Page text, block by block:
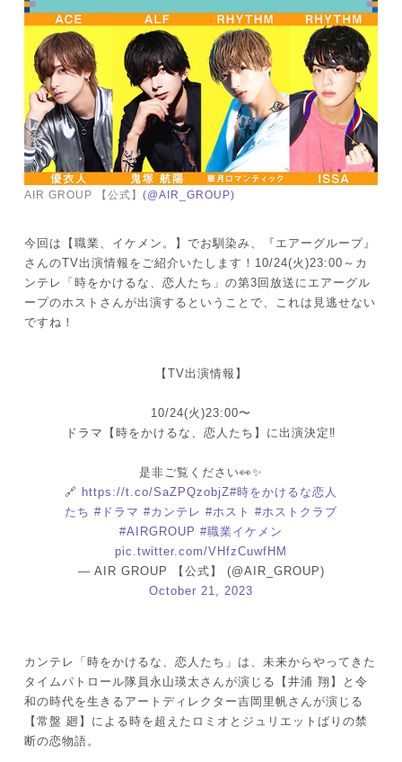
AIR GROUP 【公式】 (@AIR_GROUP)
今回は【職業、イケメン。】でお馴染み、『エアーグループ』
さんのTV出演情報をご紹介いたします！10/24(火)23:00～カ
ンテレ「時をかけるな、恋人たち」の第3回放送にエアーグル
ープのホストさんが出演するということで、これは見逃せない
ですね！
【TV出演情報】
10/24(火)23:00〜
ドラマ【時をかけるな、恋人たち】に出演決定‼️
是非ご覧ください👀✨
🔗 https://t.co/SaZPQzobjZ#時をかけるな恋人
たち #ドラマ #カンテレ #ホスト #ホストクラブ
#AIRGROUP #職業イケメン
pic.twitter.com/VHfzCuwfHM
— AIR GROUP 【公式】 (@AIR_GROUP)
October 21, 2023
カンテレ「時をかけるな、恋人たち」は、未来からやってきた
タイムパトロール隊員永山瑛太さんが演じる【井浦 翔】と令
和の時代を生きるアートディレクター吉岡里帆さんが演じる
【常盤 廻】による時を超えたロミオとジュリエットばりの禁
断の恋物語。